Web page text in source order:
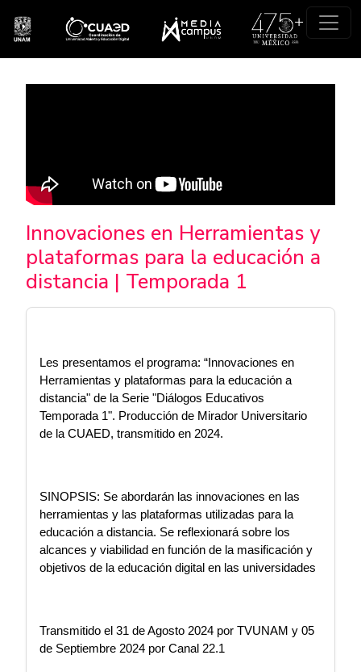
Innovaciones en Herramientas y
plataformas para la educación a
distancia | Temporada 1
Les presentamos el programa: “Innovaciones en
Herramientas y plataformas para la educación a
distancia" de la Serie "Diálogos Educativos
Temporada 1". Producción de Mirador Universitario
de la CUAED, transmitido en 2024.
SINOPSIS: Se abordarán las innovaciones en las
herramientas y las plataformas utilizadas para la
educación a distancia. Se reflexionará sobre los
alcances y viabilidad en función de la masificación y
objetivos de la educación digital en las universidades
Transmitido el 31 de Agosto 2024 por TVUNAM y 05
de Septiembre 2024 por Canal 22.1